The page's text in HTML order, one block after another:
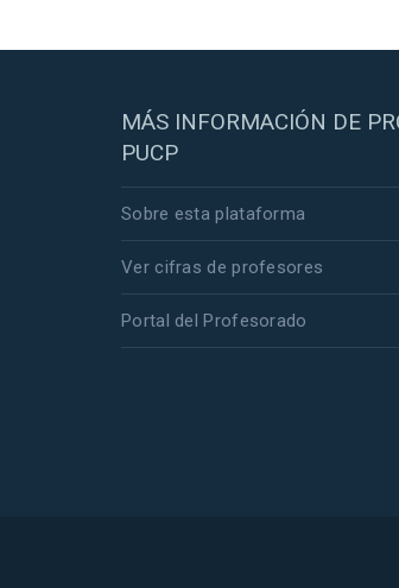
MÁS INFORMACIÓN DE
PUCP
Sobre esta plataforma
Ver cifras de profesores
Portal del Profesorado